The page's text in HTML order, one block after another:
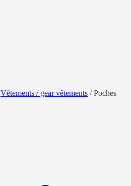
Vêtements / gear vêtements /Poches